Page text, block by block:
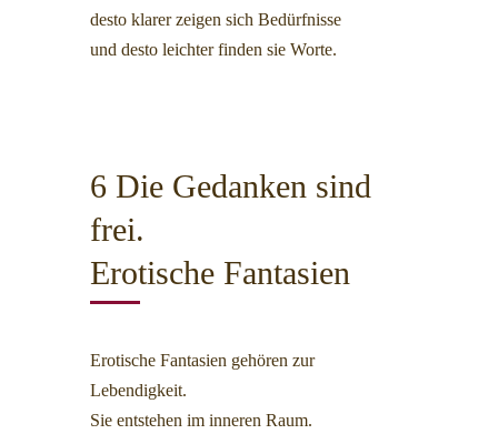
desto klarer zeigen sich Bedürfnisse
und desto leichter finden sie Worte.
6 Die Gedanken sind
frei.
Erotische Fantasien
Erotische Fantasien gehören zur
Lebendigkeit.
Sie entstehen im inneren Raum.